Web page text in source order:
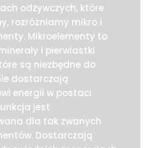
odżywczych, które
rozróżniamy mikro i
Mikroelementy to
i pierwiastki
są niezbędne do
dostarczają
energii w postaci
jest
dla tak zwanych
Dostarczają